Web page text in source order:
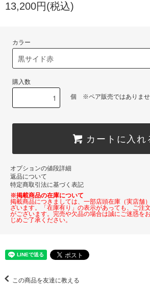
13,200円(税込)
カラー
購入数
個 ※ペア販売ではありませ
カートに入れ
オプションの値段詳細
返品について
特定商取引法に基づく表記
※掲載商品の在庫について
掲載商品につきましては、一部店頭在庫（実店舗
ざいます。「在庫有り」の表示があっても、ご注
がございます。完売や欠品の場合は誠にご迷惑を
じめご了承ください。
この商品を友達に教える